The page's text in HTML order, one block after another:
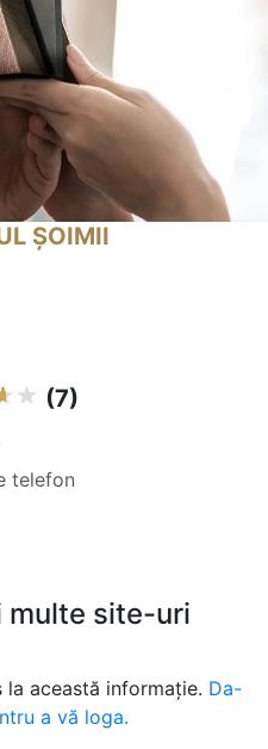
ȘOIMII
(7)
telefon
multe site-uri
această informație. Da-
a vă loga.